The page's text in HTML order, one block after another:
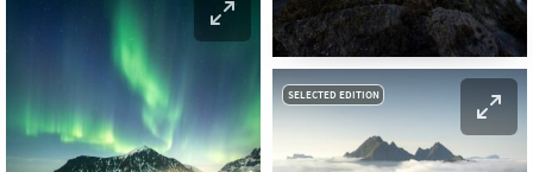
SELECTED EDITION